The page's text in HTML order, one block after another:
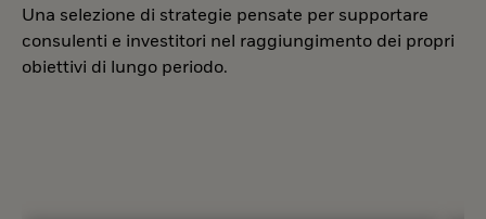
Una selezione di strategie pensate per supportare
consulenti e investitori nel raggiungimento dei propri
obiettivi di lungo periodo.